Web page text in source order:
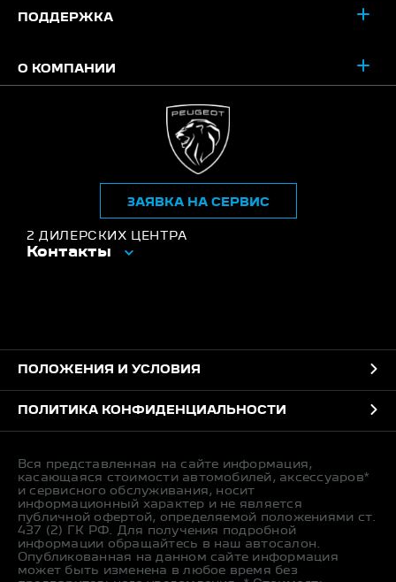
ПОДДЕРЖКА
О КОМПАНИИ
2 ДИЛЕРСКИХ ЦЕНТРА
Контакты
ЗАЯВКА НА СЕРВИС
ПОЛОЖЕНИЯ И УСЛОВИЯ
ПОЛИТИКА КОНФИДЕНЦИАЛЬНОСТИ
Вся представленная на сайте информация,
касающаяся стоимости автомобилей, аксессуаров*
и сервисного обслуживания, носит
информационный характер и не является
публичной офертой, определяемой положениями ст.
437 (2) ГК РФ. Для получения подробной
информации обращайтесь в наш автосалон.
Опубликованная на данном сайте информация
может быть изменена в любое время без